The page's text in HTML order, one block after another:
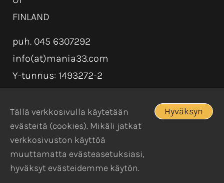
FINLAND
puh. 045 6307292
info(at)mania33.com
Y-tunnus: 1493272-2
Tällä verkkosivulla käytetään
evästeitä (cookies). Mikäli jatkat
verkkosivuston käyttöä
muuttamatta evästeasetuksiasi,
hyväksyt evästeidemme käytön.
Hyväksyn